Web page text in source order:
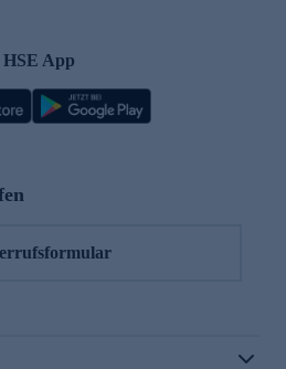
HSE App